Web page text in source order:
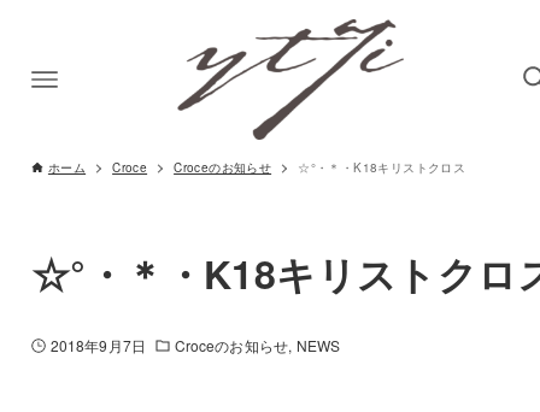
ホーム Croce Croceのお知らせ ☆°・＊・K18キリストクロス
☆°・＊・K18キリストクロ
2018年9月7日 Croceのお知らせ NEWS